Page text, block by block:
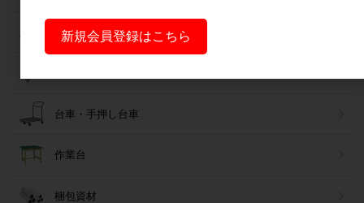
フォークリフトスロープ
台車・手押し台車
作業台
梱包資材
新規会員登録はこちら